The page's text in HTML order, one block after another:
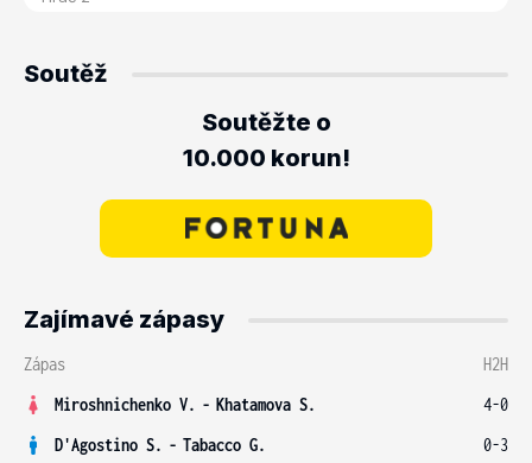
Soutěž
Soutěžte o
10.000 korun!
Zajímavé zápasy
Zápas
H2H
Miroshnichenko V. - Khatamova S.
4-0
D'Agostino S. - Tabacco G.
0-3